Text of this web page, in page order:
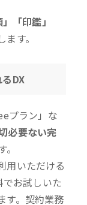
」「印鑑」
します。
DX
プラン」な
必要ない完
用いただける
でお試しいた
す。契約業務